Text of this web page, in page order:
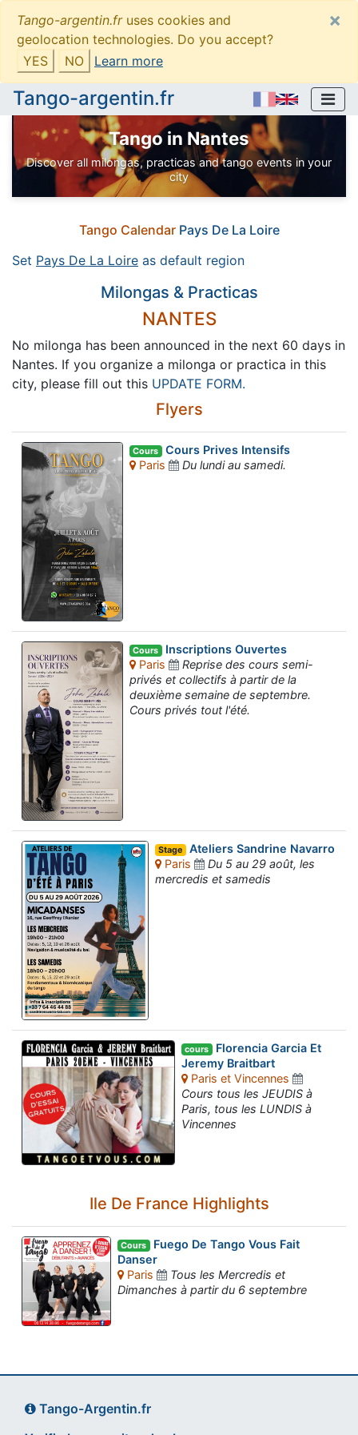
Tango-argentin.fruses cookies and
geolocation technologies. Do you accept?
YES
NO Learn more
×
Tango-argentin.fr
Tango in Nantes
Discover all milongas, practicas and tango events in your
city
Tango Calendar Pays De La Loire
Set Pays De La Loire as default region
Milongas & Practicas
NANTES
No milonga has been announced in the next 60 days in
Nantes. If you organize a milonga or practica in this
city, please fill out this UPDATE FORM.
Flyers
Cours Cours Prives Intensifs
Paris
Du lundi au samedi.
Cours Inscriptions Ouvertes
Paris
Reprise des cours semi-
privés et collectifs à partir de la
deuxième semaine de septembre.
Cours privés tout l'été.
Stage Ateliers Sandrine Navarro
Paris
Du 5 au 29 août, les
mercredis et samedis
cours Florencia Garcia Et
Jeremy Braitbart
Paris et Vincennes
Cours tous les JEUDIS à
Paris, tous les LUNDIS à
Vincennes
Ile De France Highlights
Cours Fuego De Tango Vous Fait
Danser
Paris
Tous les Mercredis et
Dimanches à partir du 6 septembre
Tango-Argentin.fr